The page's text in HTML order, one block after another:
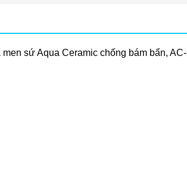
sứ Aqua Ceramic chống bám bẩn, AC-